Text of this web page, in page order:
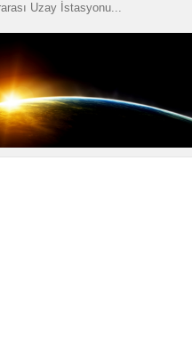
Uzay İstasyonu...